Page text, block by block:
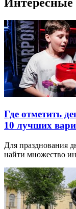
Где отметить
10 лучших
Для празднования
найти множество